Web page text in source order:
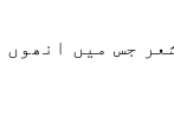
جس میں